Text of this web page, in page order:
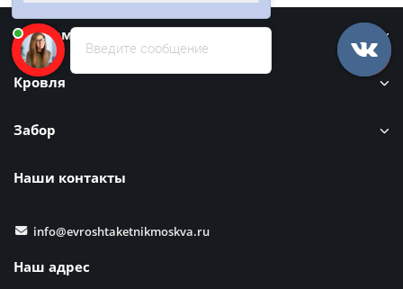
Информация
Кровля
Забор
Наши контакты
info@evroshtaketnikmoskva.ru
Наш адрес
Введите сообщение